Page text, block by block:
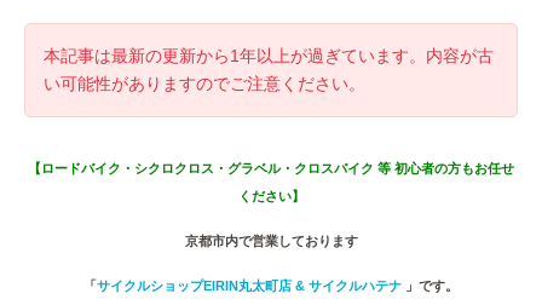
本記事は最新の更新から1年以上が過ぎています。内容が古
い可能性がありますのでご注意ください。
【ロードバイク・シクロクロス・グラベル・クロスバイク 等 初心者の方もお任せ
ください】
京都市内で営業しております
「サイクルショップEIRIN丸太町店 & サイクルハテナ 」です。